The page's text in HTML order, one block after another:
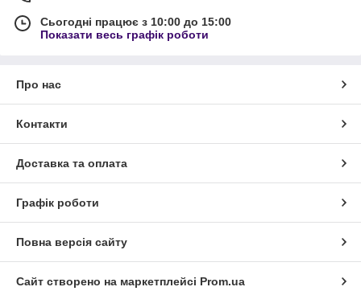
Сьогодні працює з 10:00 до 15:00
Показати весь графік роботи
Про нас
Контакти
Доставка та оплата
Графік роботи
Повна версія сайту
Сайт створено на маркетплейсі Prom.ua